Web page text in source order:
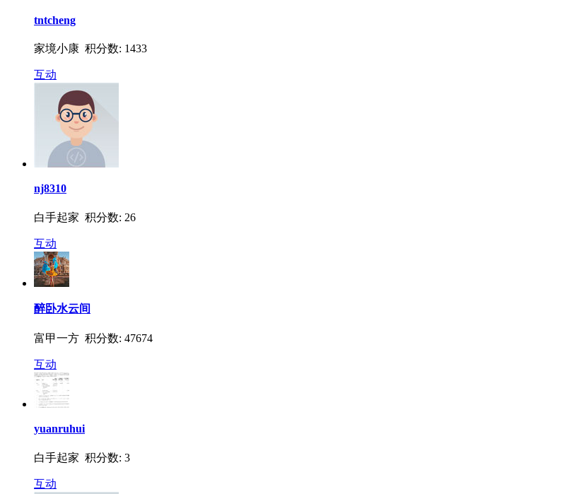
tntcheng
家境小康 积分数: 1433
互动
nj8310
白手起家 积分数: 26
互动
醉卧水云间
富甲一方 积分数: 47674
互动
yuanruhui
白手起家 积分数: 3
互动